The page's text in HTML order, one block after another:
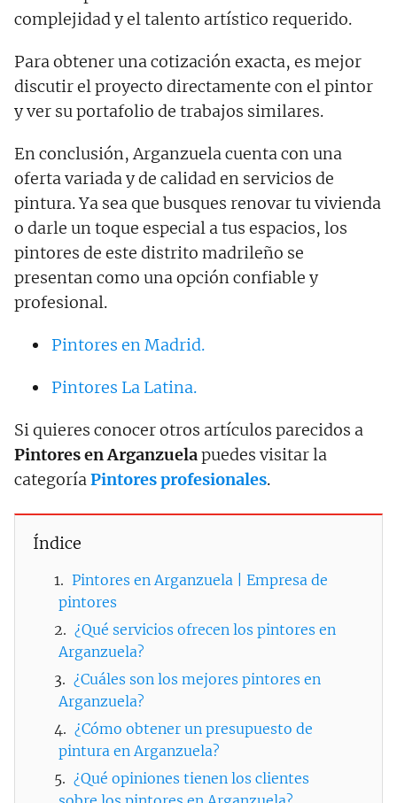
complejidad y el talento artístico requerido.
Para obtener una cotización exacta, es mejor
discutir el proyecto directamente con el pintor
y ver su portafolio de trabajos similares.
En conclusión, Arganzuela cuenta con una
oferta variada y de calidad en servicios de
pintura. Ya sea que busques renovar tu vivienda
o darle un toque especial a tus espacios, los
pintores de este distrito madrileño se
presentan como una opción confiable y
profesional.
Pintores en Madrid.
Pintores La Latina.
Si quieres conocer otros artículos parecidos a
Pintores en Arganzuelapuedes visitar la
categoríaPintores profesionales.
Índice
Pintores en Arganzuela | Empresa de
pintores
¿Qué servicios ofrecen los pintores en
Arganzuela?
¿Cuáles son los mejores pintores en
Arganzuela?
¿Cómo obtener un presupuesto de
pintura en Arganzuela?
¿Qué opiniones tienen los clientes